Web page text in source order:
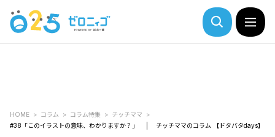
HOME コラム コラム特集
チッチママ
#38「このイラストの意味、わかりますか？」 | チッチママのコラム 【ドタバタdays】